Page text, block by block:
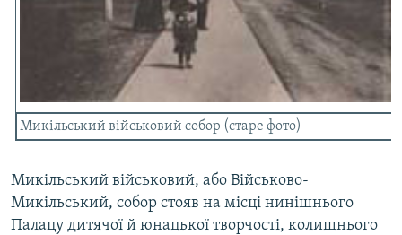
Микільський військовий собор (старе фото)
Микільський військовий, або Військово-
Микільський, собор стояв на місці нинішнього
Палацу дитячої й юнацької творчості, колишнього